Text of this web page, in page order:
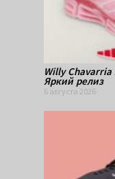
Willy Chavarria
Яркий релиз
6 августа 2026